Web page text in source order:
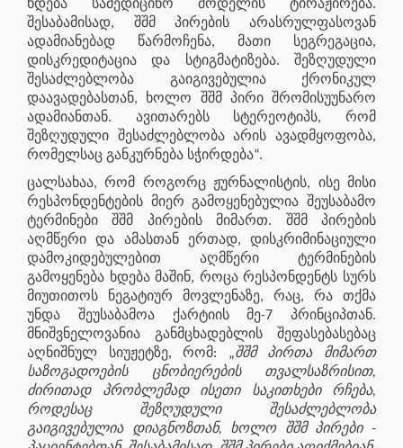
ხდება სამედიცინო მოდელის ტირაჟირება.
შესაბამისად, შშმ პირების არასრულფასოვან
ადამიანებად წარმოჩენა, მათი სეგრეგაცია,
დისკრედიტაცია და სტიგმატიზება. შეზღუდული
შესაძლებლობა გაიგივებულია ქრონიკულ
დაავადებასთან, ხოლო შშმ პირი შრომისუუნარო
ადამიანთან. ავითარებს სტერეოტიპს, რომ
შეზღუდული შესაძლებლობა არის ავადმყოფობა,
რომელსაც განკურნება სჭირდება“.
ცალსახაა, რომ როგორც ჟურნალისტის, ისე მისი
რესპონდენტების მიერ გამოყენებულია შეუსაბამო
ტერმინები შშმ პირების მიმართ. შშმ პირების
აღმწერი და ამასთან ერთად, დისკრიმინაციული
დამოკიდებულებით აღმწერი ტერმინების
გამოყენება ხდება მაშინ, როცა რესპონდენტს სურს
მიუთითოს ნეგატიურ მოვლენაზე, რაც, რა თქმა
უნდა შეუსაბამოა ქარტიის მე-7 პრინციპთან.
მნიშვნელოვანია განმცხადებლის შეფასებასებაც
აღნიშნულ სიუჟეტზე, რომ: „შშმ პირთა მიმართ
საზოგადოების ცნობიერების თვალსაზრისით,
ძირითად პრობლემად ისეთი საკითხები რჩება,
როდესაც შეზღუდული შესაძლებლობა
გაიგივებულია დიაგნოზთან, ხოლო შშმ პირები -